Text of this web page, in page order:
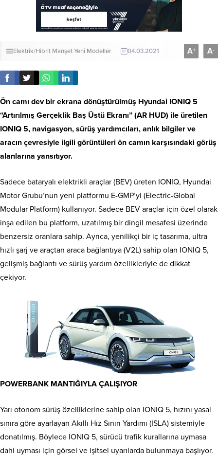
Elektrik/Hibrit ManşetYeni Modeller 04.03.2021 A+ A-
Ön camı dev bir ekrana dönüştürülmüş Hyundai IONIQ 5
“Artırılmış Gerçeklik Baş Üstü Ekranı” (AR HUD) ile üretilen
IONIQ 5, navigasyon, sürüş yardımcıları, anlık bilgiler ve
aracın çevresiyle ilgili görüntüleri ön camın karşısındaki görüş
alanlarına yansıtıyor.
Sadece bataryalı elektrikli araçlar (BEV) üreten IONIQ, Hyundai
Motor Grubu’nun yeni platformu E-GMP’yi (Electric-Global
Modular Platform) kullanıyor. Sadece BEV araçlar için özel olarak
inşa edilen bu platform, uzatılmış bir dingil mesafesi üzerinde
benzersiz oranlara sahip. Ayrıca, yenilikçi bir iç tasarıma, ultra
hızlı şarj ve araçtan araca bağlantıya (V2L) sahip olan IONIQ 5,
gelişmiş bağlantı ve sürüş yardım özellikleriyle de dikkat
çekiyor.
POWERBANK MANTIĞIYLA ÇALIŞIYOR
Yarı otonom sürüş özelliklerine sahip olan IONIQ 5, hızını yasal
sınıra göre ayarlayan Akıllı Hız Sınırı Yardımı (ISLA) sistemiyle
donatılmış. Böylece IONIQ 5, sürücü trafik kurallarına uymasa
dahi uyması için görsel ve işitsel uyarılarda bulunmaya başlıyor.